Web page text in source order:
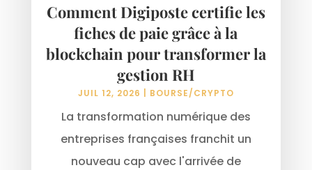
Comment Digiposte certifie les
fiches de paie grâce à la
blockchain pour transformer la
gestion RH
JUIL 12, 2026 BOURSE/CRYPTO
La transformation numérique des
entreprises françaises franchit un
nouveau cap avec l'arrivée de